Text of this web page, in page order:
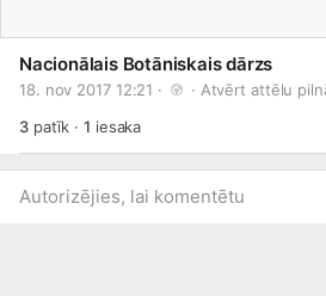
Nacionālais Botāniskais dārzs
18. nov 2017 12:21 · · Atvērt attēlu
3patīk ·1 iesaka
Autorizējies, lai komentētu